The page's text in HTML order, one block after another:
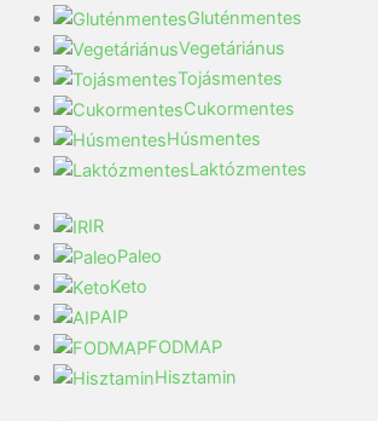
Gluténmentes
Vegetáriánus
Tojásmentes
Cukormentes
Húsmentes
Laktózmentes
IR
Paleo
Keto
AIP
FODMAP
Hisztamin